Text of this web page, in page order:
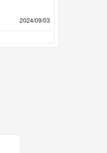
2024/09/03